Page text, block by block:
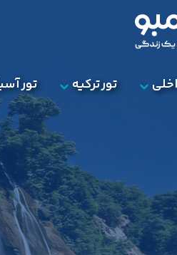
تور ترکیه تور